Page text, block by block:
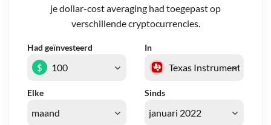
je dollar-cost averaging had toegepast op
verschillende cryptocurrencies.
Had geïnvesteerd In
Elke Sinds
$